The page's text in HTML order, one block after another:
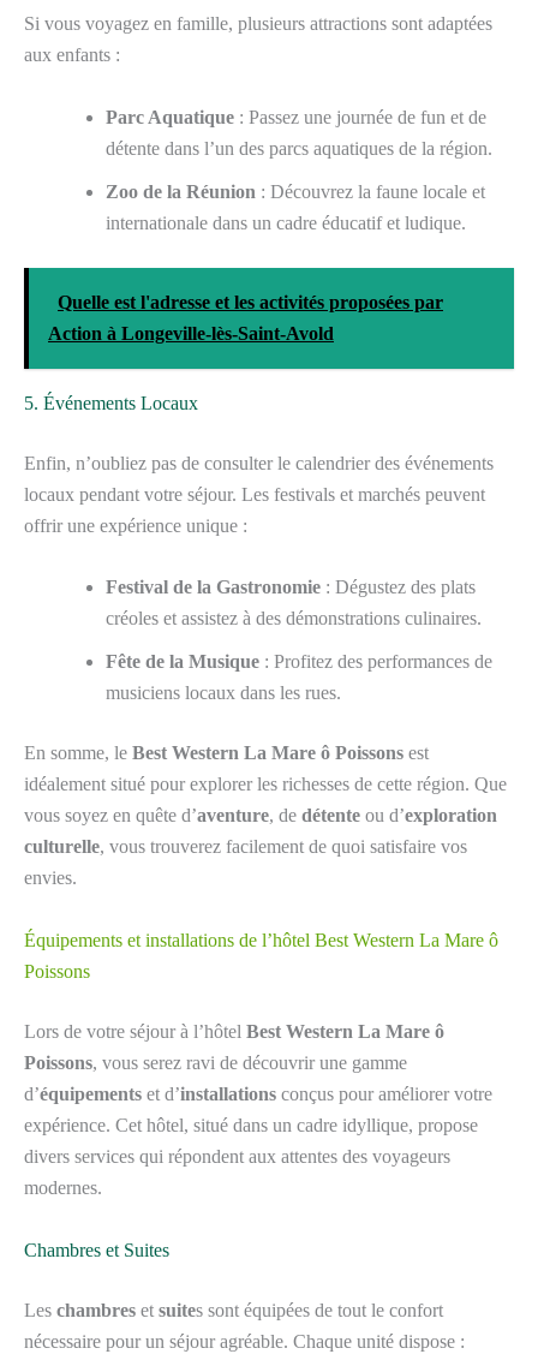
Si vous voyagez en famille, plusieurs attractions sont adaptées
aux enfants :
Parc Aquatique : Passez une journée de fun et de
détente dans l’un des parcs aquatiques de la région.
Zoo de la Réunion : Découvrez la faune locale et
internationale dans un cadre éducatif et ludique.
Quelle est l'adresse et les activités proposées par
Action à Longeville-lès-Saint-Avold
5. Événements Locaux
Enfin, n’oubliez pas de consulter le calendrier des événements
locaux pendant votre séjour. Les festivals et marchés peuvent
offrir une expérience unique :
Festival de la Gastronomie : Dégustez des plats
créoles et assistez à des démonstrations culinaires.
Fête de la Musique : Profitez des performances de
musiciens locaux dans les rues.
En somme, le Best Western La Mare ô Poissons est
idéalement situé pour explorer les richesses de cette région. Que
vous soyez en quête d’aventure, de détente ou d’exploration
culturelle, vous trouverez facilement de quoi satisfaire vos
envies.
Équipements et installations de l’hôtel Best Western La Mare ô
Poissons
Lors de votre séjour à l’hôtel Best Western La Mare ô
Poissons, vous serez ravi de découvrir une gamme
d’équipements et d’installations conçus pour améliorer votre
expérience. Cet hôtel, situé dans un cadre idyllique, propose
divers services qui répondent aux attentes des voyageurs
modernes.
Chambres et Suites
Les chambres et suites sont équipées de tout le confort
nécessaire pour un séjour agréable. Chaque unité dispose :